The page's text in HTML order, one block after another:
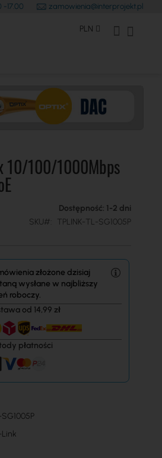
-17.00 zamowienia@interprojekt.pl
Waluta
PLN Konto Klienta
10/100/1000Mbps
Dostępność: 1-2 dni
SKU
TPLINK-TL-SG1005P
złożone dzisiaj
wysłane w najbliższy
roboczy.
od 14,99 zł
płatności
Link